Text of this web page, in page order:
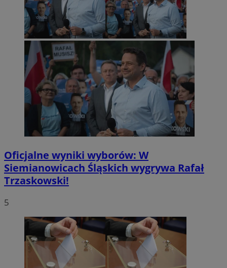
Oficjalne wyniki wyborów: W
Siemianowicach Śląskich wygrywa Rafał
Trzaskowski!
5